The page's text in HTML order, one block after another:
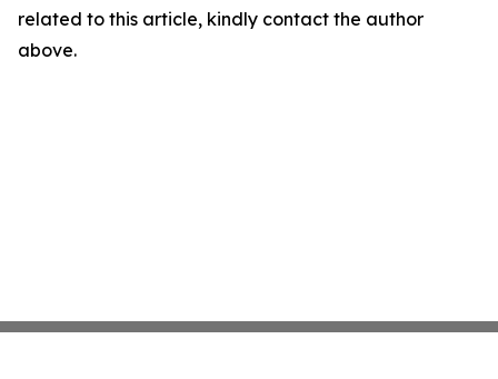
related to this article, kindly contact the author
above.